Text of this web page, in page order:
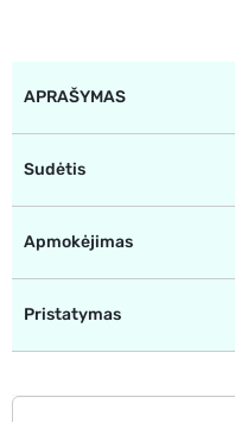
APRAŠYMAS
Sudėtis
Apmokėjimas
Pristatymas